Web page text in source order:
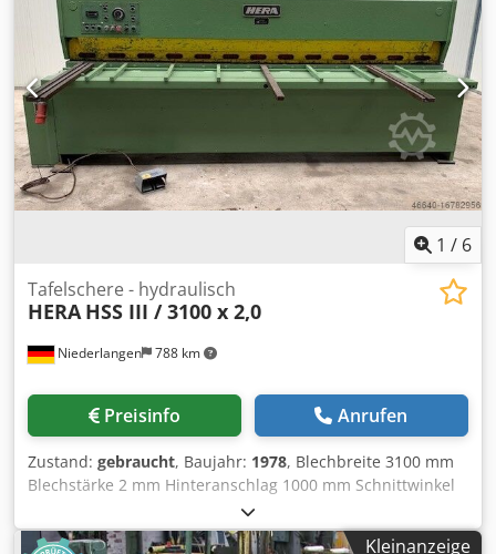
1 / 6
Niederlangen 788 km
Tafelschere - hydraulisch
HERA HSS III / 3100 x 2,0
Preisinfo Anrufen
Zustand: gebraucht, Baujahr: 1978, Blechbreite 3100 mm
Blechstärke 2 mm Hinteranschlag 1000 mm Schnittwinkel
1°06 ° Hubzahl 45 Hub/min Dcjdpfouagxpjx Ac Hjk
Gesamtleistungsbedarf 3,0 kW Raumbedarf ca. 3600 x
Kleinanzeige